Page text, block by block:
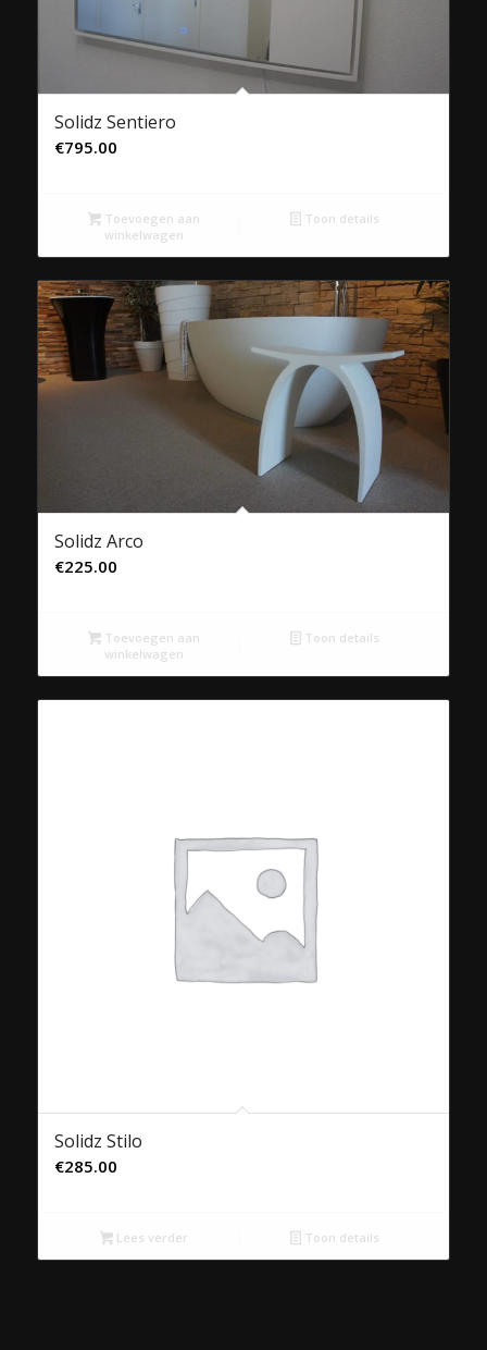
Solidz Sentiero
€795.00
Toevoegen aan
winkelwagen
Toon details
Solidz Arco
€225.00
Toevoegen aan
winkelwagen
Toon details
Solidz Stilo
€285.00
Lees verder Toon details